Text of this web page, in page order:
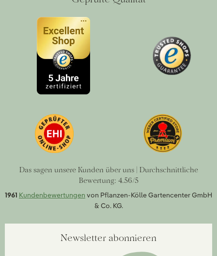
Das sagen unsere Kunden über uns | Durchschnittliche
Bewertung: 4.56/5
1961 Kundenbewertungen von Pflanzen-Kölle Gartencenter GmbH
& Co. KG.
Newsletter abonnieren